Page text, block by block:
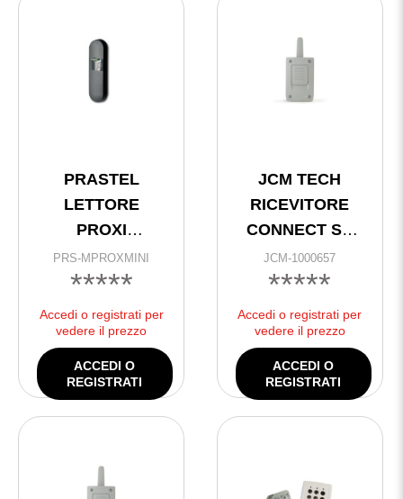
PRASTEL
LETTORE
PROXI
WIEGAND
MPROXMINI
PRS-MPROXMINI
*****
Accedi o registrati per
vedere il prezzo
ACCEDI O
REGISTRATI
JCM TECH
RICEVITORE
CONNECT SN
RADIO 868 MHZ
MULTIPROTOCOLLO
JCM-1000657
*****
Accedi o registrati per
vedere il prezzo
ACCEDI O
REGISTRATI